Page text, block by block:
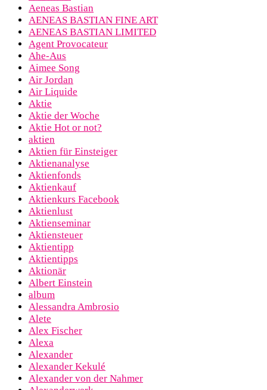
Aeneas Bastian
AENEAS BASTIAN FINE ART
AENEAS BASTIAN LIMITED
Agent Provocateur
Ahe-Aus
Aimee Song
Air Jordan
Air Liquide
Aktie
Aktie der Woche
Aktie Hot or not?
aktien
Aktien für Einsteiger
Aktienanalyse
Aktienfonds
Aktienkauf
Aktienkurs Facebook
Aktienlust
Aktienseminar
Aktiensteuer
Aktientipp
Aktientipps
Aktionär
Albert Einstein
album
Alessandra Ambrosio
Alete
Alex Fischer
Alexa
Alexander
Alexander Kekulé
Alexander von der Nahmer